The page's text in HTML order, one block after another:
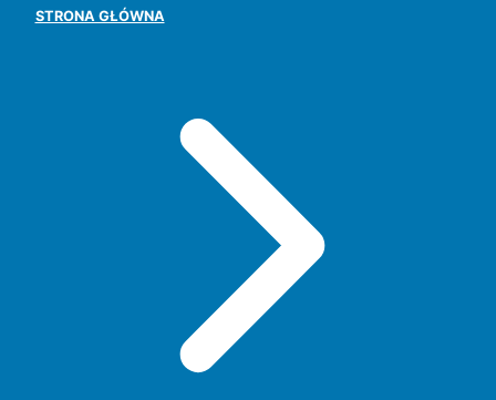
STRONA GŁÓWNA